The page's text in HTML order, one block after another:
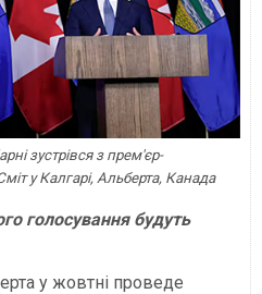
зустрівся з прем'єр-
у Калгарі, Альберта, Канада
голосування будуть
у жовтні проведе